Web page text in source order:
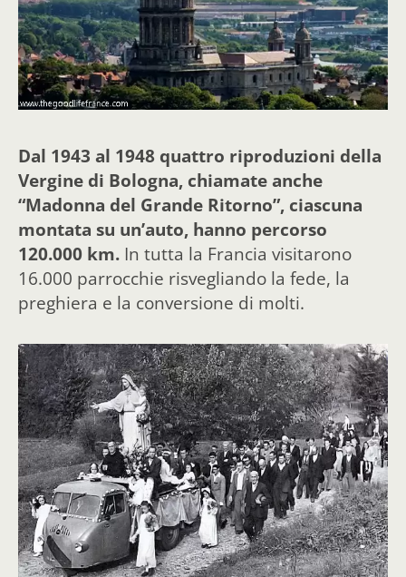
Dal 1943 al 1948 quattro riproduzioni della
Vergine di Bologna, chiamate anche
“Madonna del Grande Ritorno”, ciascuna
montata su un’auto, hanno percorso
120.000 km. In tutta la Francia visitarono
16.000 parrocchie risvegliando la fede, la
preghiera e la conversione di molti.